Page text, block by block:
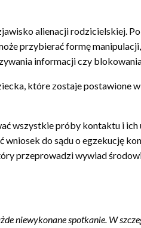
alienacji rodzicielskiej.
przybierać formę
informacji czy
które zostaje
wszystkie próby kontaktu i
wniosek do sądu o egzekucję
przeprowadzi wywiad
niewykonane spotkanie. W